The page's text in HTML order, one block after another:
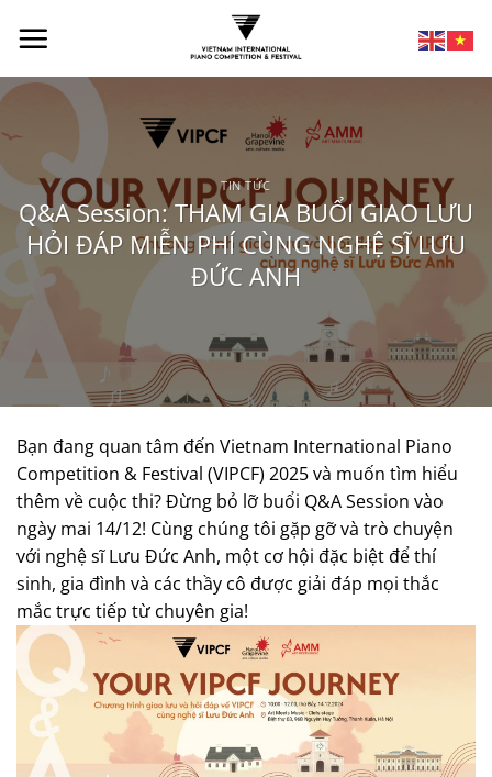
TIN TỨC
Q&A Session: THAM GIA BUỔI GIAO LƯU
HỎI ĐÁP MIỄN PHÍ CÙNG NGHỆ SĨ LƯU
ĐỨC ANH
Bạn đang quan tâm đến Vietnam International Piano
Competition & Festival (VIPCF) 2025 và muốn tìm hiểu
thêm về cuộc thi? Đừng bỏ lỡ buổi Q&A Session vào
ngày mai 14/12! Cùng chúng tôi gặp gỡ và trò chuyện
với nghệ sĩ Lưu Đức Anh, một cơ hội đặc biệt để thí
sinh, gia đình và các thầy cô được giải đáp mọi thắc
mắc trực tiếp từ chuyên gia!